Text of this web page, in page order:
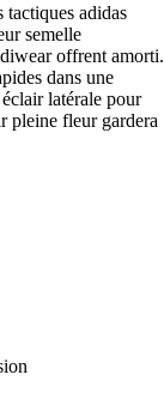
adidas
semelle
offrent amorti.
dans une
latérale pour
pleine fleur gardera